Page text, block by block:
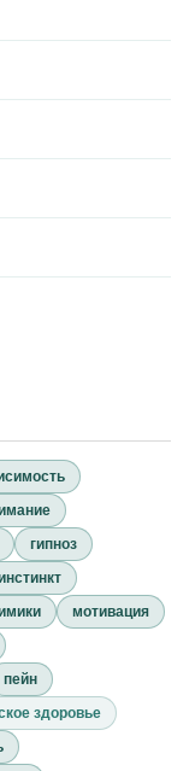
гипноз
мотивация
пейн
здоровье